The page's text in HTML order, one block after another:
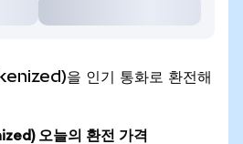
을 인기 통화로 환전해
오늘의 환전 가격